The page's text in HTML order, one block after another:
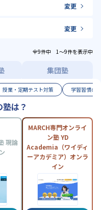
変更
変更
全9件中 1〜9件を表示中
集団塾
授業・定期テスト対策 学習習慣の
は？
現論
MARCH専門オンライ
ン塾 YD
Academia（ワイディ
ーアカデミア）オンラ
イン